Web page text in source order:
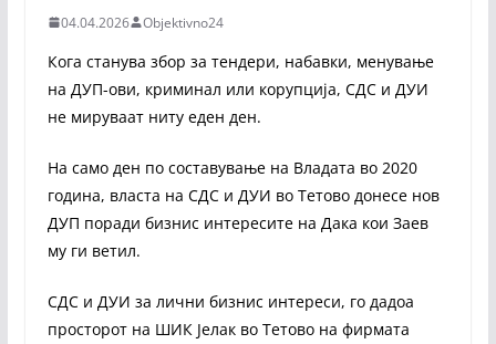
04.04.2026 Objektivno24
Кога станува збор за тендери, набавки, менување
на ДУП-ови, криминал или корупција, СДС и ДУИ
не мируваат ниту еден ден.
На само ден по составување на Владата во 2020
година, власта на СДС и ДУИ во Тетово донесе нов
ДУП поради бизнис интересите на Дака кои Заев
му ги ветил.
СДС и ДУИ за лични бизнис интереси, го дадоа
просторот на ШИК Јелак во Тетово на фирмата